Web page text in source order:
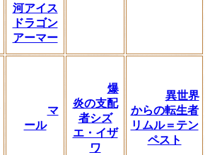
河アイス
ドラゴン
アーマー
マ
ール
爆
炎の支配
者シズ
エ・イザ
ワ
異世界
からの転生者
リムル＝テン
ペスト